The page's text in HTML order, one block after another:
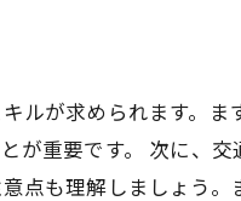
ルが求められます。
が重要です。 次に、
点も理解しましょう